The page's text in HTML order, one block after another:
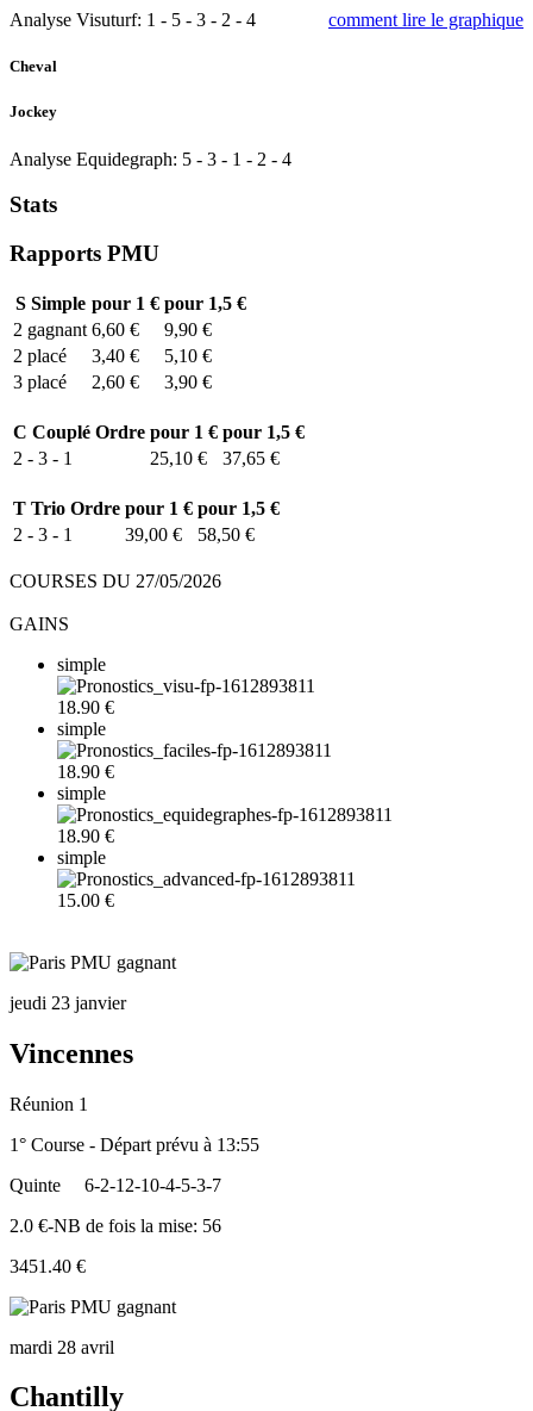
Analyse Visuturf: 1 - 5 - 3 - 2 - 4 comment lire le graphique
Cheval
Jockey
Analyse Equidegraph: 5 - 3 - 1 - 2 - 4
Stats
Rapports PMU
SSimple pour 1 € pour 1,5 €
2 gagnant 6,60 €
9,90 €
2 placé 3,40 €
5,10 €
3 placé 2,60 € 3,90 €
C Couplé Ordre pour 1 € pour 1,5 €
2 - 3 - 1
25,10 € 37,65 €
T Trio Ordre pour 1 € pour 1,5 €
2 - 3 - 1
39,00 € 58,50 €
COURSES DU 27/05/2026
GAINS
simple
18.90 €
simple
18.90 €
simple
18.90 €
simple
15.00 €
jeudi 23 janvier
Vincennes
Réunion 1
1° Course - Départ prévu à 13:55
Quinte
6-2-12-10-4-5-3-7
2.0 €-NB de fois la mise: 56
3451.40 €
mardi 28 avril
Chantilly